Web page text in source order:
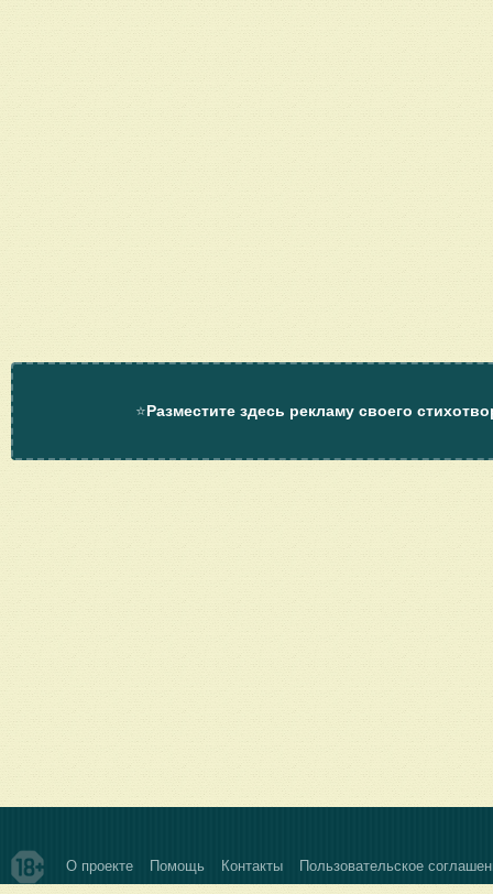
⭐Разместите здесь рекламу своего
О проекте Помощь Контакты Пользовательское